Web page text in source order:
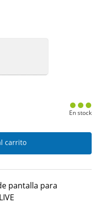
En stock
carrito
pantalla para